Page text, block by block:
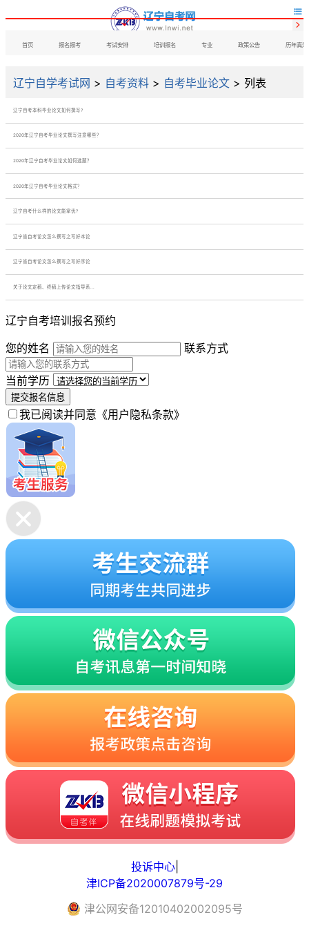

首页 报名报考 考试安排 培训报名 专业 政策公告 历年真题

辽宁自学考试网 > 自考资料> 自考毕业论文> 列表
辽宁自考本科毕业论文如何撰写?
2020年辽宁自考毕业论文撰写注意哪些？
2020年辽宁自考毕业论文如何选题？
2020年辽宁自考毕业论文格式？
辽宁自考什么样的论文能拿优?
辽宁省自考论文怎么撰写之写好本论
辽宁省自考论文怎么撰写之写好序论
关于论文定稿、终稿上传论文指导系...
辽宁自考培训报名预约
您的姓名
联系方式
当前学历
提交报名信息
我已阅读并同意 《用户隐私条款》
投诉中心|
津ICP备2020007879号-29
津公网安备12010402002095号